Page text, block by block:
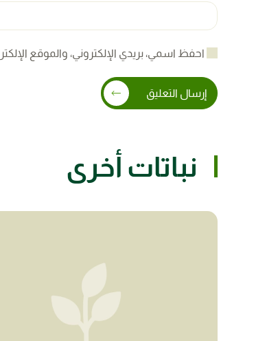
احفظ اسمي، بريدي الإلكتروني، والموقع
إرسال التعليق
نباتات أخرى